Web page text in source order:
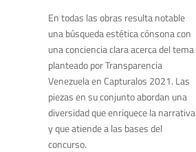
En todas las obras resulta notable
una búsqueda estética cónsona con
una conciencia clara acerca del tema
planteado por Transparencia
Venezuela en Capturalos 2021. Las
piezas en su conjunto abordan una
diversidad que enriquece la narrativa
y que atiende a las bases del
concurso.